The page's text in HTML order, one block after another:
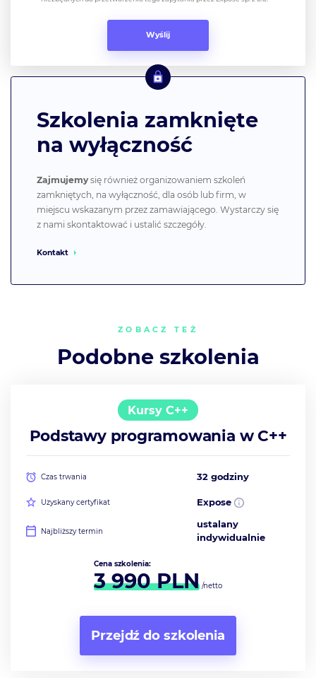
Szkolenia zamknięte
na wyłączność
Zajmujemysię również organizowaniem szkoleń
zamkniętych, na wyłączność, dla osób lub firm, w
miejscu wskazanym przez zamawiającego. Wystarczy się
z nami skontaktować i ustalić szczegóły.
Kontakt
ZOBACZ TEŻ
Podobne szkolenia
Kursy C++
Podstawy programowania w C++
Czas trwania 32 godziny
Uzyskany certyfikat Expose
Najbliższy termin
ustalany
indywidualnie
Cena szkolenia:
3 990PLN /netto
Przejdź do szkolenia